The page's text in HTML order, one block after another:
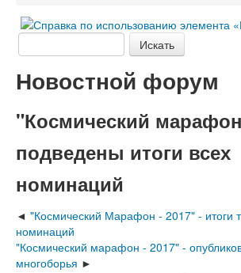
Новостной форум
"Космический
подведены итоги всех
номинаций
"Космический Марафон - 2017" - итоги
номинаций
"Космический марафон - 2017" -
многоборья